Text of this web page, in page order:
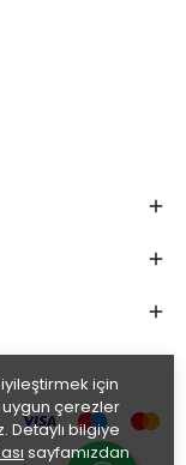
için
çerezler
Detaylı bilgiye
sayfamızdan